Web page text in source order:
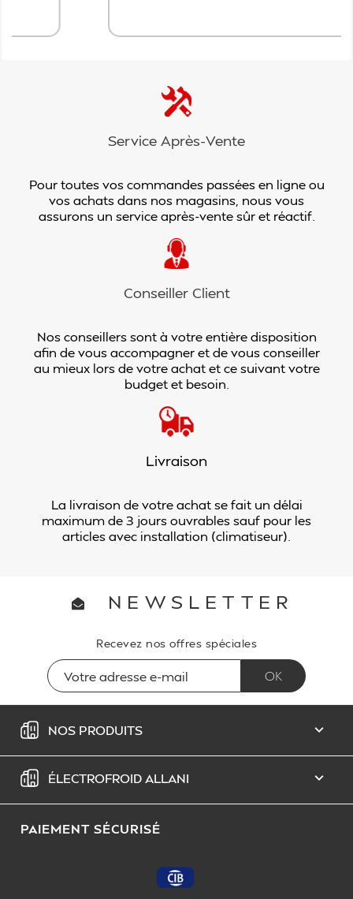
Service Après-Vente
Pour toutes vos commandes passées en ligne ou
vos achats dans nos magasins, nous vous
assurons un service après-vente sûr et réactif.
Conseiller Client
Nos conseillers sont à votre entière disposition
afin de vous accompagner et de vous conseiller
au mieux lors de votre achat et ce suivant votre
budget et besoin.
Livraison
La livraison de votre achat se fait un délai
maximum de 3 jours ouvrables sauf pour les
articles avec installation (climatiseur).
NEWSLETTER
Recevez nos offres spéciales
NOS PRODUITS 
ÉLECTROFROID ALLANI 
PAIEMENT SÉCURISÉ